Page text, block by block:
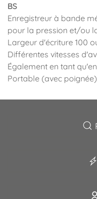
BS
Enregistreur à bande
pour la pression et/ou
Largeur d'écriture 100
Différentes vitesses
Également en tant
Portable (avec